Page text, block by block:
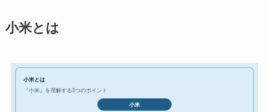
小米とは
小米とは
『小米』を理解する3つのポイント
小米